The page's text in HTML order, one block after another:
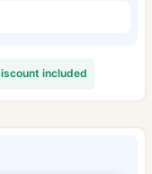
included